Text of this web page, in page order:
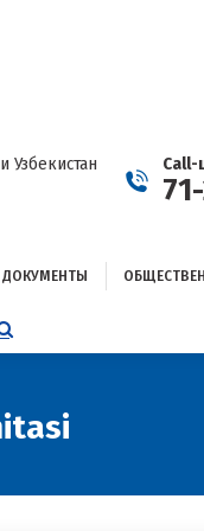
Узбекистан Call-
ДОКУМЕНТЫ